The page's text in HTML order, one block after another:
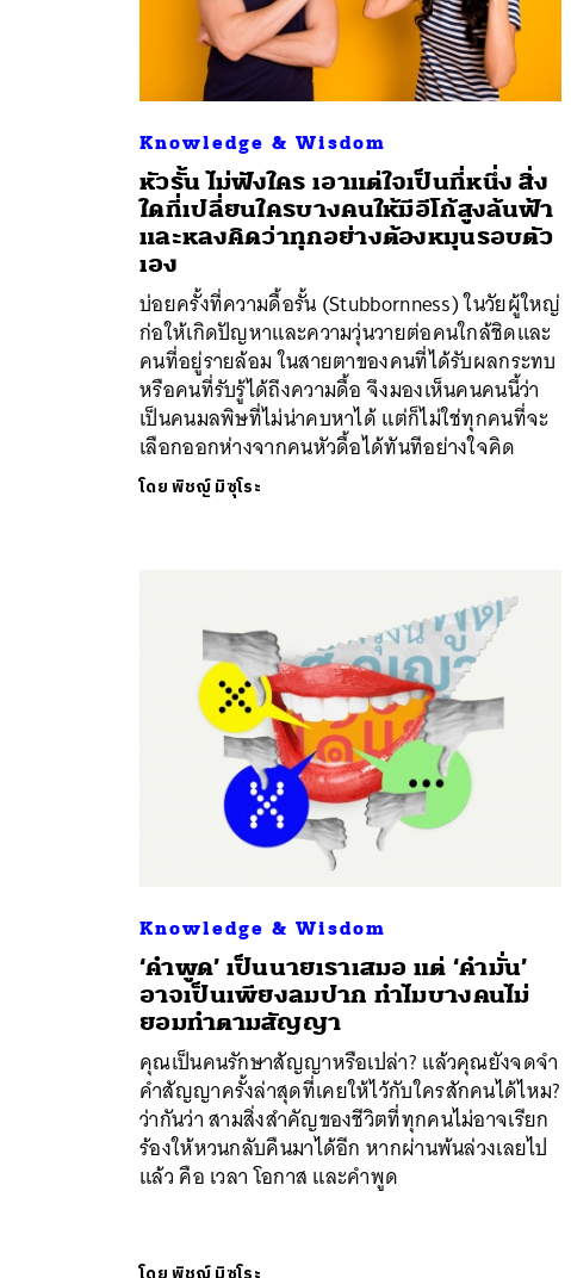
Knowledge & Wisdom
หัวรั้น ไม่ฟังใคร เอาแต่ใจเป็นที่หนึ่ง สิ่ง
ใดที่เปลี่ยนใครบางคนให้มีอีโก้สูงล้นฟ้า
และหลงคิดว่าทุกอย่างต้องหมุนรอบตัว
เอง
บ่อยครั้งที่ความดื้อรั้น (Stubbornness) ในวัยผู้ใหญ่
ก่อให้เกิดปัญหาและความวุ่นวายต่อคนใกล้ชิดและ
คนที่อยู่รายล้อม ในสายตาของคนที่ได้รับผลกระทบ
หรือคนที่รับรู้ได้ถึงความดื้อ จึงมองเห็นคนคนนี้ว่า
เป็นคนมลพิษที่ไม่น่าคบหาได้ แต่ก็ไม่ใช่ทุกคนที่จะ
เลือกออกห่างจากคนหัวดื้อได้ทันทีอย่างใจคิด
โดยพิชญ์ มิซุโระ
Knowledge & Wisdom
‘คำพูด’ เป็นนายเราเสมอ แต่ ‘คำมั่น’
อาจเป็นเพียงลมปาก ทำไมบางคนไม่
ยอมทำตามสัญญา
คุณเป็นคนรักษาสัญญาหรือเปล่า? แล้วคุณยังจดจำ
คำสัญญาครั้งล่าสุดที่เคยให้ไว้กับใครสักคนได้ไหม?
ว่ากันว่า สามสิ่งสำคัญของชีวิตที่ทุกคนไม่อาจเรียก
ร้องให้หวนกลับคืนมาได้อีก หากผ่านพ้นล่วงเลยไป
แล้ว คือ เวลา โอกาส และคำพูด